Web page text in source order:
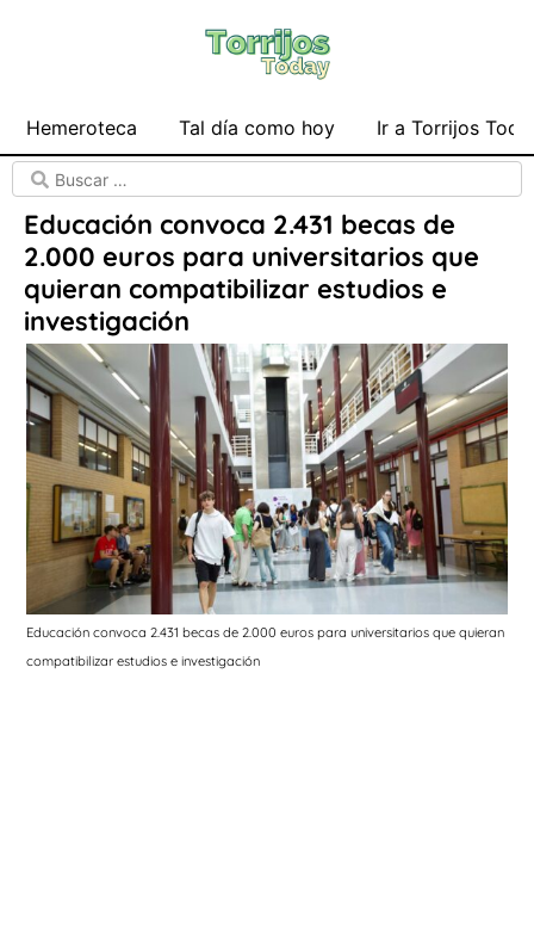
Hemeroteca Tal día como hoy Ir a Torrijos
Educación convoca 2.431 becas de
2.000 euros para universitarios que
quieran compatibilizar estudios e
investigación
Educación convoca 2.431 becas de 2.000 euros para universitarios que quieran
compatibilizar estudios e investigación